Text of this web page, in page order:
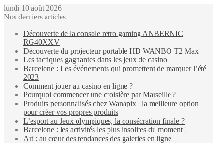
lundi 10 août 2026
Nos derniers articles
Découverte de la console retro gaming ANBERNIC
RG40XXV
Découverte du projecteur portable HD WANBO T2 Max
Les tactiques gagnantes dans les jeux de casino
Barcelone : Les événements qui promettent de marquer l’été
2023
Comment jouer au casino en ligne ?
Pourquoi commencer une croisière par Marseille ?
Produits personnalisés chez Wanapix : la meilleure option
pour créer vos propres produits
L’esport au Jeux olympiques, la consécration finale ?
Barcelone : les activités les plus insolites du moment !
Art : au cœur des tendances des galeries en ligne